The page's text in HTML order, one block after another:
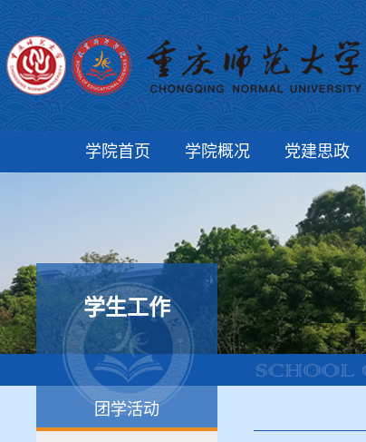
学院首页 学院概况 党建思政
学生工作
团学活动